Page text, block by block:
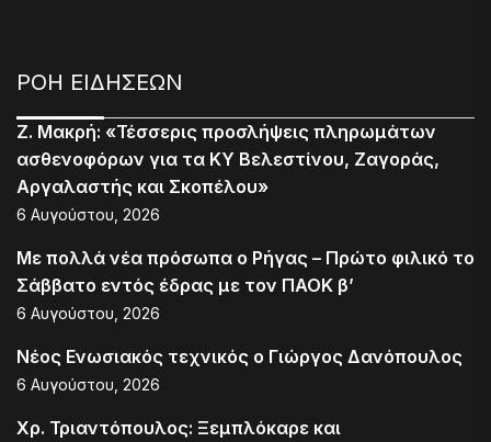
ΡΟΗ ΕΙΔΗΣΕΩΝ
Ζ. Μακρή: «Τέσσερις προσλήψεις πληρωμάτων
ασθενοφόρων για τα ΚΥ Βελεστίνου, Ζαγοράς,
Αργαλαστής και Σκοπέλου»
6 Αυγούστου, 2026
Με πολλά νέα πρόσωπα ο Ρήγας – Πρώτο φιλικό το
Σάββατο εντός έδρας με τον ΠΑΟΚ β’
6 Αυγούστου, 2026
Νέος Ενωσιακός τεχνικός ο Γιώργος Δανόπουλος
6 Αυγούστου, 2026
Χρ. Τριαντόπουλος: Ξεμπλόκαρε και